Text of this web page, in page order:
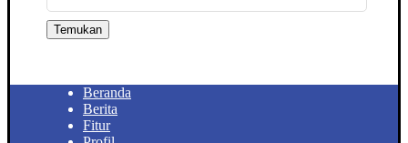
Temukan
Beranda
Berita
Fitur